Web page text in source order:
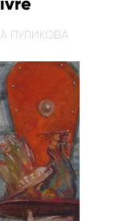
ПУЛИКОВА